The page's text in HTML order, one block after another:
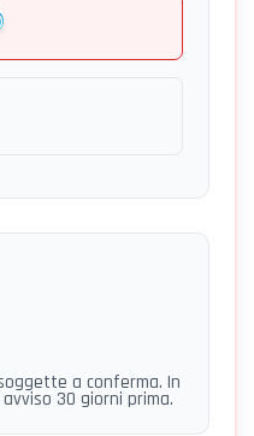
a conferma. In
30 giorni prima.